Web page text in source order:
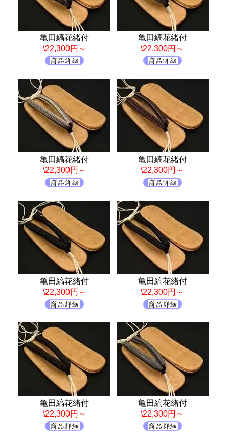
亀田縞花緒付
\22,300円～
亀田縞花緒付
\22,300円～
亀田縞花緒付
\22,300円～
亀田縞花緒付
\22,300円～
亀田縞花緒付
\22,300円～
亀田縞花緒付
\22,300円～
亀田縞花緒付
\22,300円～
亀田縞花緒付
\22,300円～